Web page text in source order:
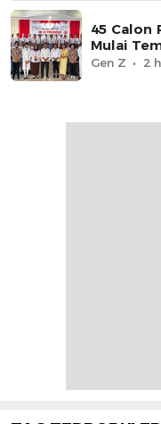
45 Calon
Mulai
Gen Z 2